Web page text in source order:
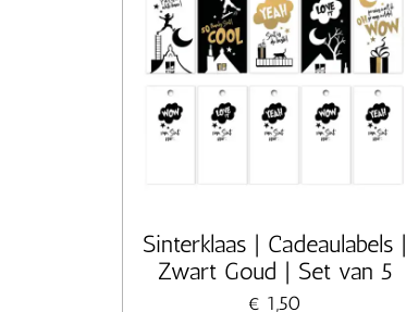
Sinterklaas | Cadeaulabels |
Zwart Goud | Set van 5
€ 1,50